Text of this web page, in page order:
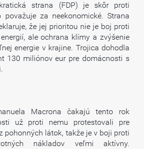
strana (FDP) je skôr proti
za neekonomické. Strana
že jej prioritou nie je boj proti
ale ochrana klímy a zvýšenie
energie v krajine. Trojica dohodla
130 miliónov eur pre domácnosti s
Macrona čakajú tento rok
už proti nemu protestovali pre
pohonných látok, takže je v boji proti
nákladov veľmi aktívny.